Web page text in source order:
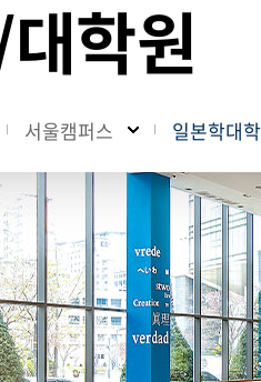
학원
서울캠퍼스 일본학대학